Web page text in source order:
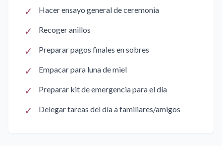
✓ Hacer ensayo general de ceremonia
✓ Recoger anillos
✓ Preparar pagos finales en sobres
✓ Empacar para luna de miel
✓ Preparar kit de emergencia para el día
✓ Delegar tareas del día a familiares/amigos